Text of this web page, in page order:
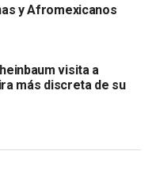
de su coordinador
a pesar de que
dosis desde el
y Afromexicanos
visita a
más discreta de su